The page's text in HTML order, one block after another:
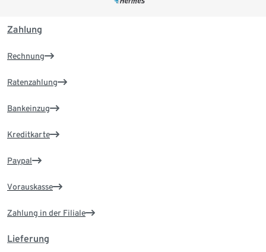
Zahlung
Rechnung
Ratenzahlung
Bankeinzug
Kreditkarte
Paypal
Vorauskasse
Zahlung in der Filiale
Lieferung